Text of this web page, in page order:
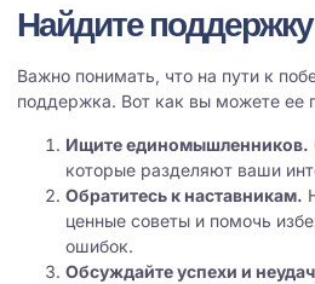
Найдите поддержку
Важно понимать, что на пути к
поддержка. Вот как вы можете ее
Ищите единомышленников.
которые разделяют ваши
Обратитесь к наставникам.
ценные советы и помочь
ошибок.
Обсуждайте успехи и